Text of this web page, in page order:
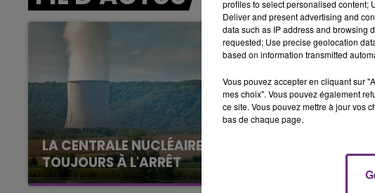
LA CENTRALE NUCLÉAIRE DE CHOOZ
TOUJOURS À L'ARRÊT
Cela fait déjà une semaine que la centrale
FM
7h00 - 11h00
BEST OF
profiles to select personalised content;
Deliver and present advertising and
data such as IP address and browsing
requested; Use precise geolocation
based on information transmitted
Vous pouvez accepter en cliquant sur
mes choix". Vous pouvez également
ce site. Vous pouvez mettre à jour vos
bas de chaque page.